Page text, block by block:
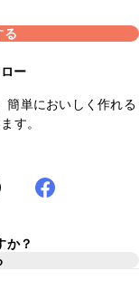
る
ー
簡単においしく作れる
す。
か？